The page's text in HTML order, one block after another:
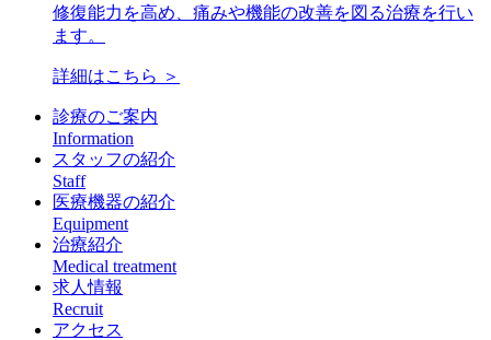
修復能力を高め、痛みや機能の改善を図る治療を行い
ます。
詳細はこちら ＞
診療のご案内
Information
スタッフの紹介
Staff
医療機器の紹介
Equipment
治療紹介
Medical treatment
求人情報
Recruit
アクセス